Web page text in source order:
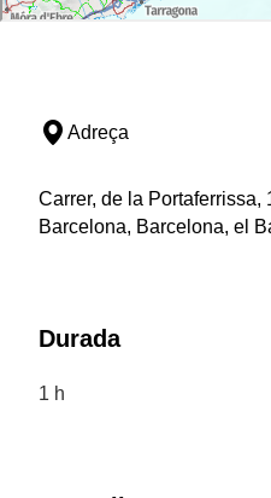
Adreça
Carrer, de la Portaferrissa,
Barcelona, Barcelona, el
Durada
1 h